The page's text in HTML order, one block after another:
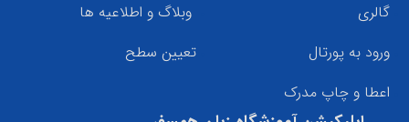
گالری
وبلاگ و اطلاعیه ها
ورود به پورتال
تعیین سطح
اعطا و چاپ مدرک